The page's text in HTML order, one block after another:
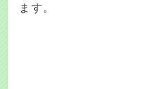
ます。